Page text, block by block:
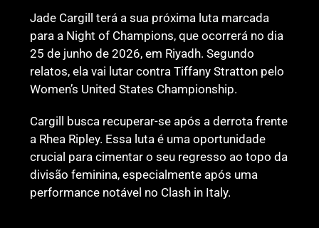
Jade Cargill terá a sua próxima luta marcada
para a Night of Champions, que ocorrerá no dia
25 de junho de 2026, em Riyadh. Segundo
relatos, ela vai lutar contra Tiffany Stratton pelo
Women’s United States Championship.
Cargill busca recuperar-se após a derrota frente
a Rhea Ripley. Essa luta é uma oportunidade
crucial para cimentar o seu regresso ao topo da
divisão feminina, especialmente após uma
performance notável no Clash in Italy.